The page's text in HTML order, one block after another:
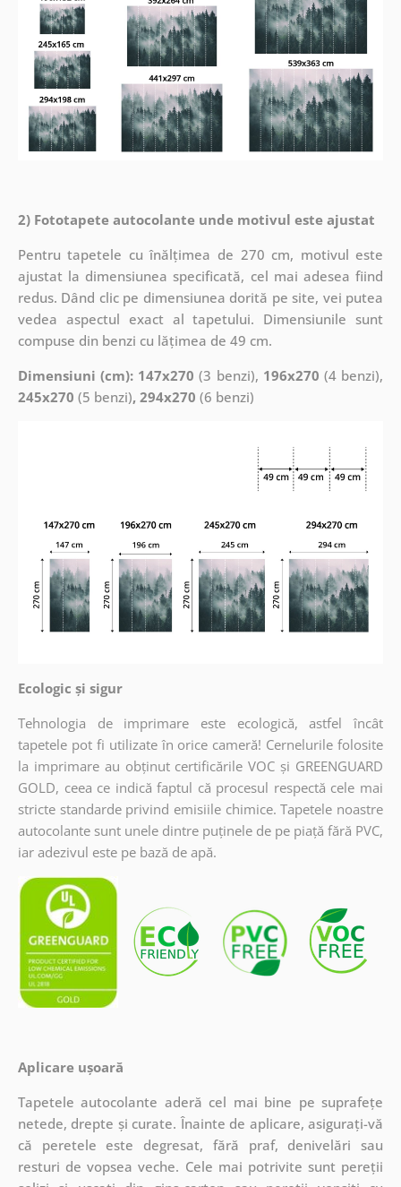
2) Fototapete autocolante unde motivul este ajustat
Pentru tapetele cu înălțimea de 270 cm, motivul este
ajustat la dimensiunea specificată, cel mai adesea fiind
redus. Dând clic pe dimensiunea dorită pe site, vei putea
vedea aspectul exact al tapetului. Dimensiunile sunt
compuse din benzi cu lățimea de 49 cm.
Dimensiuni (cm): 147x270 (3 benzi), 196x270 (4 benzi),
245x270 (5 benzi), 294x270 (6 benzi)
Ecologic și sigur
Tehnologia de imprimare este ecologică, astfel încât
tapetele pot fi utilizate în orice cameră! Cernelurile folosite
la imprimare au obținut certificările VOC și GREENGUARD
GOLD, ceea ce indică faptul că procesul respectă cele mai
stricte standarde privind emisiile chimice. Tapetele noastre
autocolante sunt unele dintre puținele de pe piață fără PVC,
iar adezivul este pe bază de apă.
Aplicare ușoară
Tapetele autocolante aderă cel mai bine pe suprafețe
netede, drepte și curate. Înainte de aplicare, asigurați-vă
că peretele este degresat, fără praf, denivelări sau
resturi de vopsea veche. Cele mai potrivite sunt pereții